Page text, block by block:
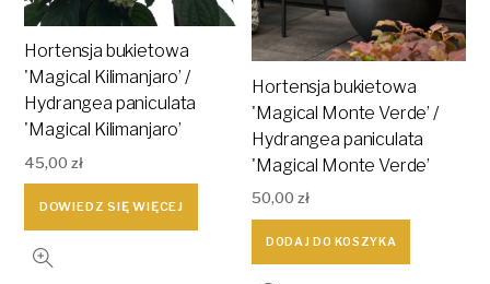
Hortensja bukietowa
'Magical Kilimanjaro’ /
Hydrangea paniculata
'Magical Kilimanjaro’
45,00zł
DOWIEDZ SIĘ WIĘCEJ
Hortensja bukietowa
'Magical Monte Verde’ /
Hydrangea paniculata
'Magical Monte Verde’
50,00zł
DODAJ DO KOSZYKA